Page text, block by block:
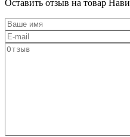
Оставить отзыв на товар Нави